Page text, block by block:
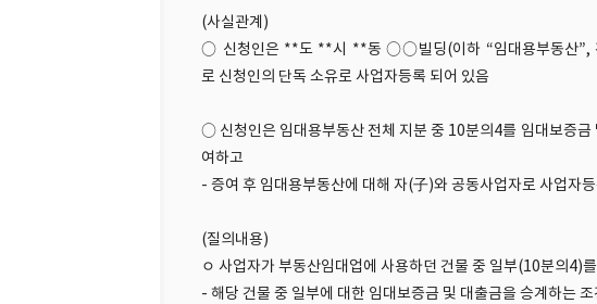
(사실관계)
○ 신청인은 **도 **시 **동 ○○빌딩(이하 “임대용부동산”,
로 신청인의 단독 소유로 사업자등록 되어 있음
○ 신청인은 임대용부동산 전체 지분 중 10분의4를 임대보증
여하고
- 증여 후 임대용부동산에 대해 자(子)와 공동사업자로 사업자
(질의내용)
ㅇ 사업자가 부동산임대업에 사용하던 건물 중 일부(10분의4)
- 해당 건물 중 일부에 대한 임대보증금 및 대출금을 승계하는